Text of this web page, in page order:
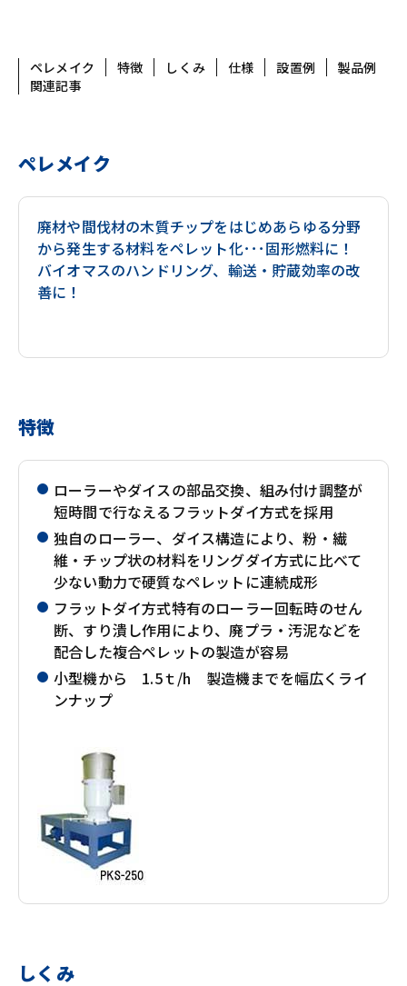
ペレメイク 特徴 しくみ 仕様 設置例
製品例
関連記事
ペレメイク
廃材や間伐材の木質チップをはじめあらゆる分野
から発生する材料をペレット化･･･固形燃料に！
バイオマスのハンドリング、輸送・貯蔵効率の改
善に！
特徴
ローラーやダイスの部品交換、組み付け調整が
短時間で行なえるフラットダイ方式を採用
独自のローラー、ダイス構造により、粉・繊
維・チップ状の材料をリングダイ方式に比べて
少ない動力で硬質なペレットに連続成形
フラットダイ方式特有のローラー回転時のせん
断、すり潰し作用により、廃プラ・汚泥などを
配合した複合ペレットの製造が容易
小型機から 1.5ｔ/h 製造機までを幅広くライ
ンナップ
しくみ